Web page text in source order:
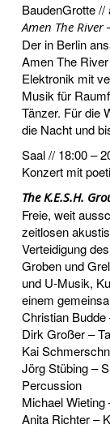
BaudenGrotte //
Amen The River
Der in Berlin
Amen The
Elektronik mit
Musik für
Tänzer. Für die
die Nacht und
Saal // 18:00 –
Konzert mit
The K.E.S.H.
Freie, weit
zeitlosen
Verteidigung
Groben und
und U-Musik,
einem
Christian Budde
Dirk Großer –
Kai
Jörg Stübing –
Percussion
Michael
Anita Richter –